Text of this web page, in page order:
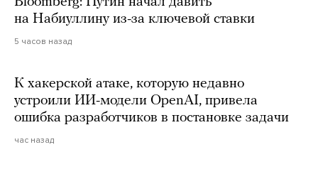
на Набиуллину из-за ключевой ставки
5 часов назад
К хакерской атаке, которую недавно
устроили ИИ-модели OpenAI, привела
ошибка разработчиков в постановке задачи
час назад